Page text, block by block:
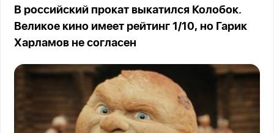
В российский прокат выкатился Колобок.
Великое кино имеет рейтинг 1/10, но Гарик
Харламов не согласен